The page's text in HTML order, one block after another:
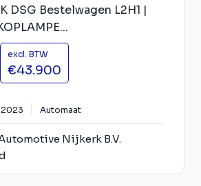
DSG Bestelwagen L2H1 |
excl. BTW
€43.900
2023 Automaat
Nijkerk B.V.